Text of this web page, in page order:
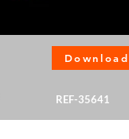
Download
REF-35641